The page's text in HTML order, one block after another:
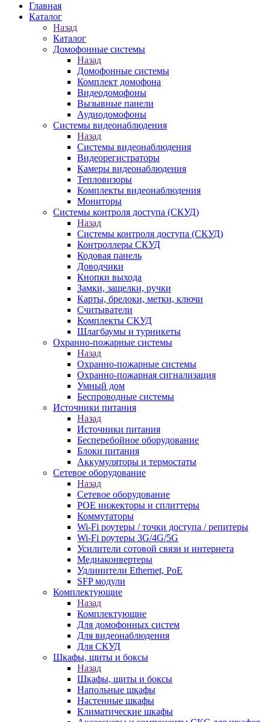
Главная
Каталог
Назад
Каталог
Домофонные системы
Назад
Домофонные системы
Комплект домофона
Видеодомофоны
Вызывные панели
Аудиодомофоны
Системы видеонаблюдения
Назад
Системы видеонаблюдения
Видеорегистраторы
Камеры видеонаблюдения
Тепловизоры
Комплекты видеонаблюдения
Мониторы
Системы контроля доступа (СКУД)
Назад
Системы контроля доступа (СКУД)
Контроллеры СКУД
Кодовая панель
Доводчики
Кнопки выхода
Замки, защелки, ручки
Карты, брелоки, метки, ключи
Считыватели
Комплекты СКУД
Шлагбаумы и турникеты
Охранно-пожарные системы
Назад
Охранно-пожарные системы
Охранно-пожарная сигнализация
Умный дом
Беспроводные системы
Источники питания
Назад
Источники питания
Бесперебойное оборудование
Блоки питания
Аккумуляторы и термостаты
Сетевое оборудование
Назад
Сетевое оборудование
POE инжекторы и сплиттеры
Коммутаторы
Wi-Fi роутеры / точки доступа / репитеры
Wi-Fi роутеры 3G/4G/5G
Усилители сотовой связи и интернета
Медиаконвертеры
Удлинители Ethernet, PoE
SFP модули
Комплектующие
Назад
Комплектующие
Для домофонных систем
Для видеонаблюдения
Для СКУД
Шкафы, щиты и боксы
Назад
Шкафы, щиты и боксы
Напольные шкафы
Настенные шкафы
Климатические шкафы